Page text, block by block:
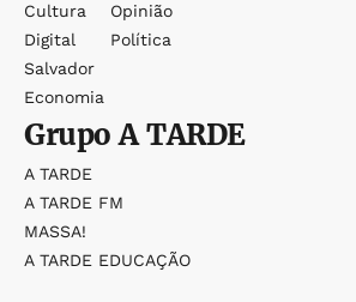
Cultura
Digital
Salvador
Economia
Opinião
Política
GrupoA TARDE
A TARDE
A TARDE FM
MASSA!
A TARDE EDUCAÇÃO